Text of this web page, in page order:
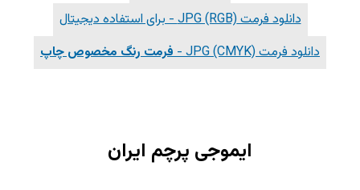
دانلود فرمت JPG (RGB) - برای استفاده دیجیتال
دانلود فرمت JPG (CMYK) -
فرمت رنگ مخصوص چاپ
ایموجی پرچم ایران